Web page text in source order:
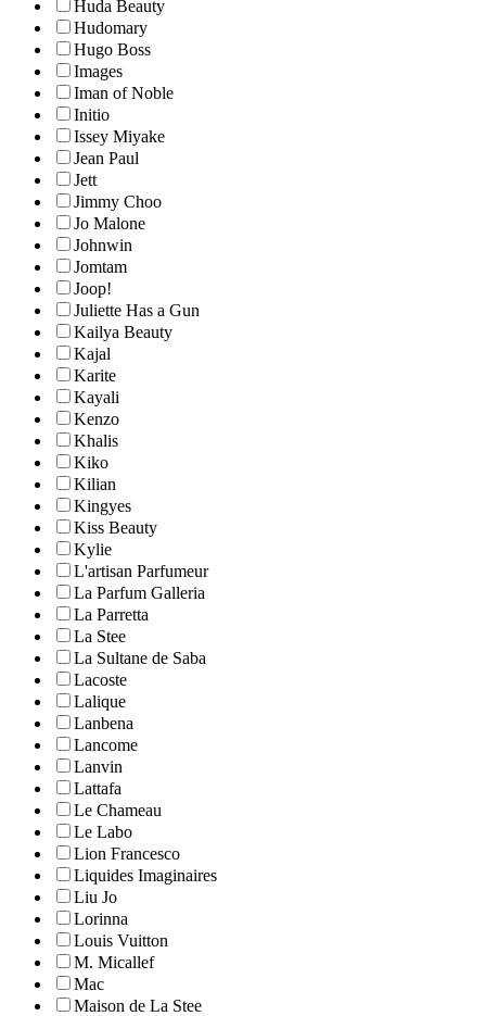
Huda Beauty
Hudomary
Hugo Boss
Images
Iman of Noble
Initio
Issey Miyake
Jean Paul
Jett
Jimmy Choo
Jo Malone
Johnwin
Jomtam
Joop!
Juliette Has a Gun
Kailya Beauty
Kajal
Karite
Kayali
Kenzo
Khalis
Kiko
Kilian
Kingyes
Kiss Beauty
Kylie
L'artisan Parfumeur
La Parfum Galleria
La Parretta
La Stee
La Sultane de Saba
Lacoste
Lalique
Lanbena
Lancome
Lanvin
Lattafa
Le Chameau
Le Labo
Lion Francesco
Liquides Imaginaires
Liu Jo
Lorinna
Louis Vuitton
M. Micallef
Mac
Maison de La Stee